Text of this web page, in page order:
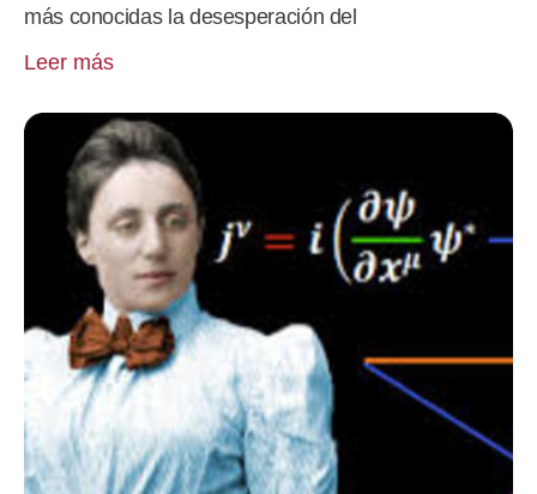
más conocidas la desesperación del
Leer más